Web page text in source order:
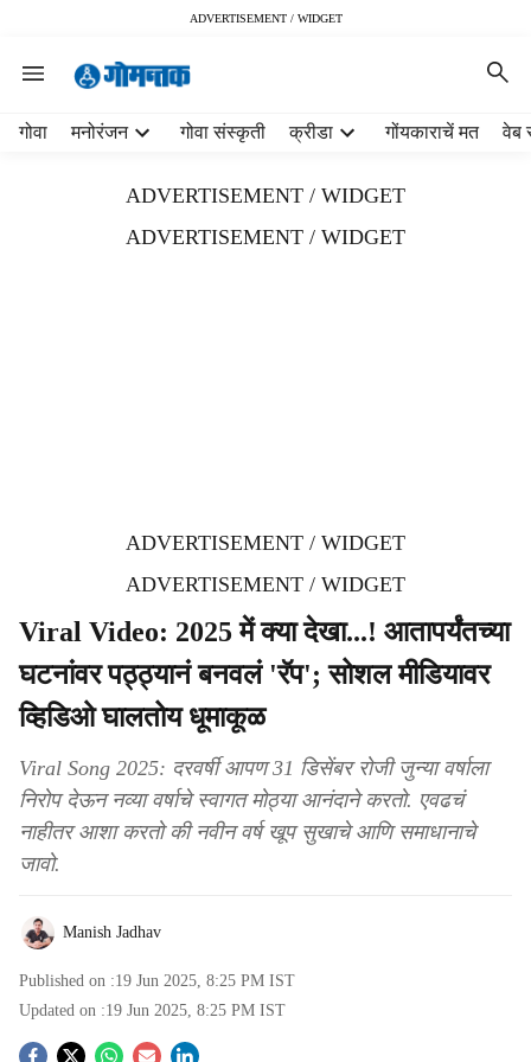
ADVERTISEMENT / WIDGET
गोवा मनोरंजन गोवा संस्कृती क्रीडा गोंयकाराचें मत वेब
ADVERTISEMENT / WIDGET
ADVERTISEMENT / WIDGET
ADVERTISEMENT / WIDGET
ADVERTISEMENT / WIDGET
Viral Video: 2025 में क्या देखा...! आतापर्यंतच्या
घटनांवर पठ्ठ्यानं बनवलं 'रॅप'; सोशल मीडियावर
व्हिडिओ घालतोय धूमाकूळ
Viral Song 2025: दरवर्षी आपण 31 डिसेंबर रोजी जुन्या वर्षाला
निरोप देऊन नव्या वर्षाचे स्वागत मोठ्या आनंदाने करतो. एवढचं
नाहीतर आशा करतो की नवीन वर्ष खूप सुखाचे आणि समाधानाचे
जावो.
Manish Jadhav
Published on :19 Jun 2025, 8:25 PM IST
Updated on :19 Jun 2025, 8:25 PM IST